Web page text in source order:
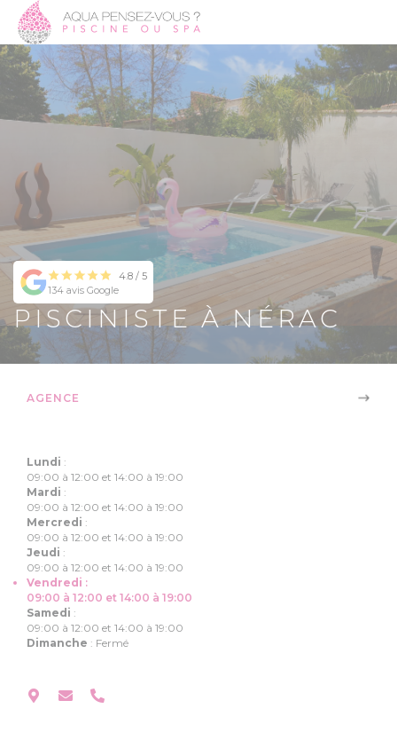
4.8 / 5
134 avis Google
PISCINISTE À NÉRAC
AGENCE
Lundi :
09:00 à 12:00 et 14:00 à 19:00
Mardi :
09:00 à 12:00 et 14:00 à 19:00
Mercredi :
09:00 à 12:00 et 14:00 à 19:00
Jeudi :
09:00 à 12:00 et 14:00 à 19:00
Vendredi :
09:00 à 12:00 et 14:00 à 19:00
Samedi :
09:00 à 12:00 et 14:00 à 19:00
Dimanche : Fermé